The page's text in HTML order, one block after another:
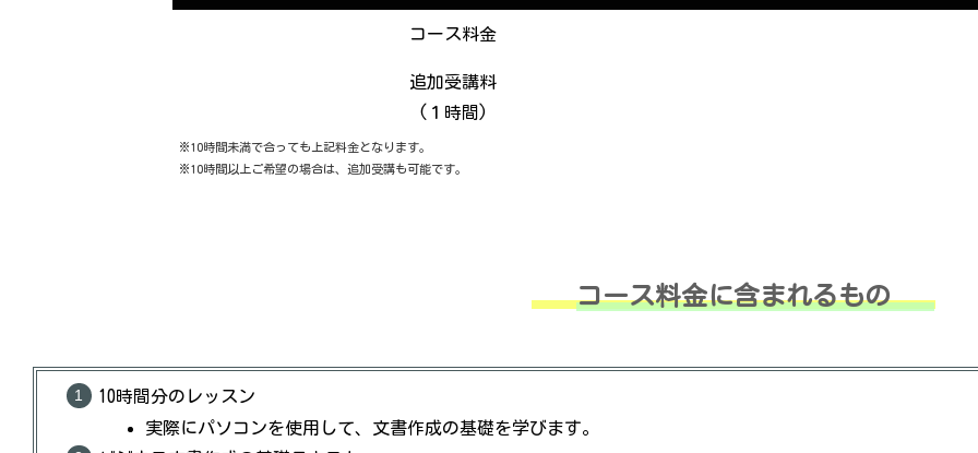
コース料金
追加受講料
(１時間)
※10時間未満で合っても上記料金となります。
※10時間以上ご希望の場合は、追加受講も可能です。
コース料金に含まれるもの
10時間分のレッスン
実際にパソコンを使用して、文書作成の基礎を学びます。